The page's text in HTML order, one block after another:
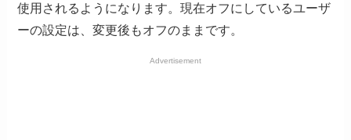
使用されるようになります。現在オフにしているユーザ
ーの設定は、変更後もオフのままです。
Advertisement